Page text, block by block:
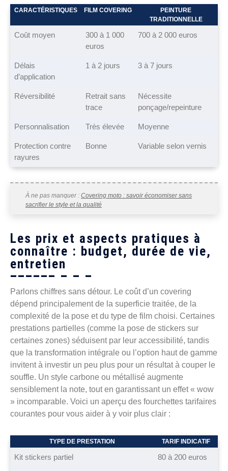
CARACTÉRISTIQUES FILM COVERING
PEINTURE
TRADITIONNELLE
Coût moyen
300 à 1 000
euros
700 à 2 000 euros
Délais
d’application
1 à 2 jours 3 à 7 jours
Réversibilité
Retrait sans
trace
Nécessite
ponçage/repeinture
Personnalisation Très élevée Moyenne
Protection contre
rayures
Bonne Variable selon vernis
À ne pas manquer : Covering moto : savoir économiser sans
sacrifier le style et la qualité
Les prix et aspects pratiques à
connaître : budget, durée de vie,
entretien
Parlons chiffres sans détour. Le coût d’un covering
dépend principalement de la superficie traitée, de la
complexité de la pose et du type de film choisi. Certaines
prestations partielles (comme la pose de stickers sur
certaines zones) séduisent par leur accessibilité, tandis
que la transformation intégrale ou l’option haut de gamme
invitent à investir un peu plus pour un résultat à couper le
souffle. Un style carbone ou métallisé augmente
sensiblement la note, tout en garantissant un effet « wow
» incomparable. Voici un aperçu des fourchettes tarifaires
courantes pour vous aider à y voir plus clair :
TYPE DE PRESTATION TARIF INDICATIF
Kit stickers partiel 80 à 200 euros